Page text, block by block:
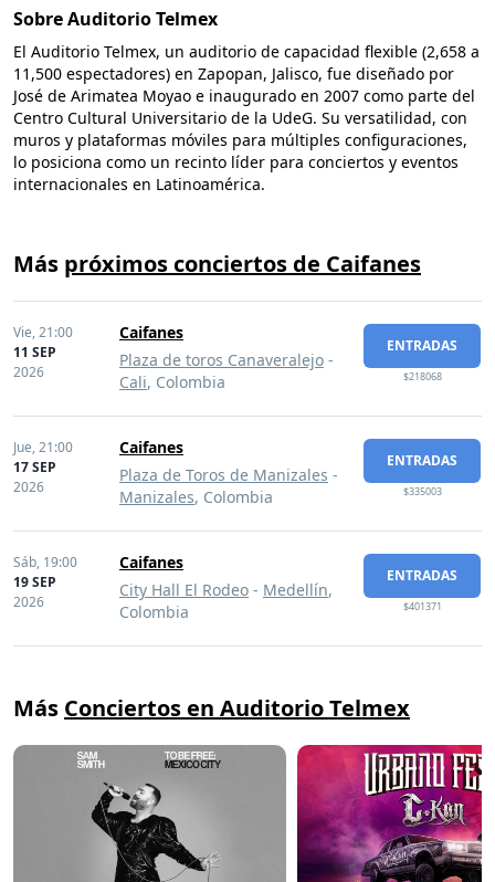
Sobre Auditorio Telmex
El Auditorio Telmex, un auditorio de capacidad flexible (2,658 a
11,500 espectadores) en Zapopan, Jalisco, fue diseñado por
José de Arimatea Moyao e inaugurado en 2007 como parte del
Centro Cultural Universitario de la UdeG. Su versatilidad, con
muros y plataformas móviles para múltiples configuraciones,
lo posiciona como un recinto líder para conciertos y eventos
internacionales en Latinoamérica.
Más próximos conciertos de Caifanes
Vie,21:00
11 SEP
2026
Caifanes
Plaza de toros Canaveralejo -
Cali, Colombia
ENTRADAS
$218068
Jue,21:00
17 SEP
2026
Caifanes
Plaza de Toros de Manizales -
Manizales, Colombia
ENTRADAS
$335003
Sáb, 19:00
19 SEP
2026
Caifanes
City Hall El Rodeo - Medellín,
Colombia
ENTRADAS
$401371
Más Conciertos en Auditorio Telmex